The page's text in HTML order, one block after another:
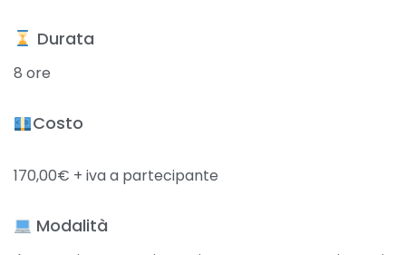
​ Durata
8 ore
Costo
170,00€ + iva a partecipante
Modalità